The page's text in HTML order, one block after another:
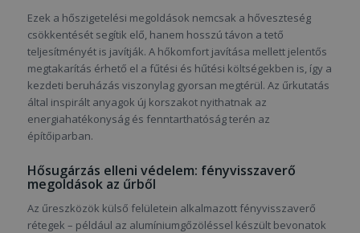
Ezek a hőszigetelési megoldások nemcsak a hőveszteség
csökkentését segítik elő, hanem hosszú távon a tető
teljesítményét is javítják. A hőkomfort javítása mellett jelentős
megtakarítás érhető el a fűtési és hűtési költségekben is, így a
kezdeti beruházás viszonylag gyorsan megtérül. Az űrkutatás
által inspirált anyagok új korszakot nyithatnak az
energiahatékonyság és fenntarthatóság terén az
építőiparban.
Hősugárzás elleni védelem: fényvisszaverő
megoldások az űrből
Az űreszközök külső felületein alkalmazott fényvisszaverő
rétegek – például az alumíniumgőzöléssel készült bevonatok